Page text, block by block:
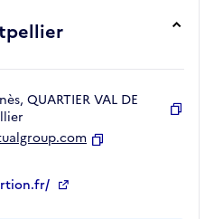
QUARTIER VAL DE